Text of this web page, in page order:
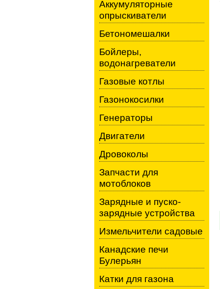
Аккумуляторные
опрыскиватели
Бетономешалки
Бойлеры,
водонагреватели
Газовые котлы
Газонокосилки
Генераторы
Двигатели
Дровоколы
Запчасти для
мотоблоков
Зарядные и пуско-
зарядные устройства
Измельчители садовые
Канадские печи
Булерьян
Катки для газона